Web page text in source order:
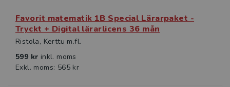
Favorit matematik 1B Special Lärarpaket -
Tryckt + Digital lärarlicens 36 mån
Ristola, Kerttu m.fl.
599 kr inkl. moms
Exkl. moms: 565 kr